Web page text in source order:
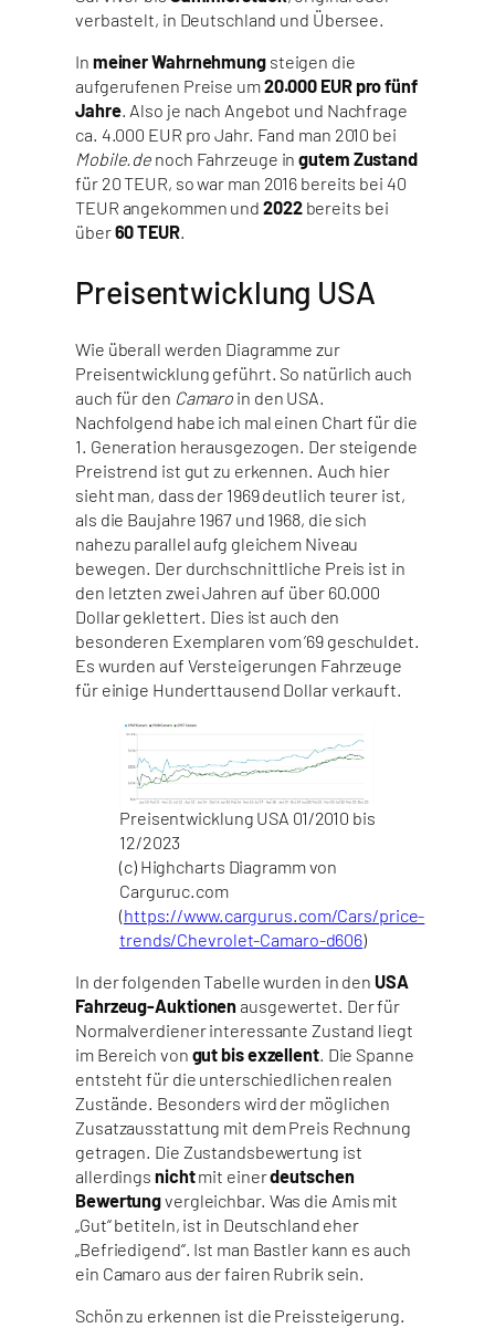
verbastelt, in Deutschland und Übersee.
In meinerWahrnehmungsteigen die
aufgerufenen Preise um20.000 EUR pro fünf
Jahre. Also je nach Angebot und Nachfrage
ca. 4.000 EUR pro Jahr. Fand man 2010 bei
Mobile.de noch Fahrzeuge ingutem Zustand
für 20 TEUR, so war man 2016 bereits bei 40
TEUR angekommen und 2022bereits bei
über60 TEUR.
Preisentwicklung USA
Wie überall werden Diagramme zur
Preisentwicklung geführt. So natürlich auch
auch für den Camaro in den USA.
Nachfolgend habe ich mal einen Chart für die
1. Generation herausgezogen. Der steigende
Preistrend ist gut zu erkennen. Auch hier
sieht man, dass der 1969 deutlich teurer ist,
als die Baujahre 1967 und 1968, die sich
nahezu parallel aufg gleichem Niveau
bewegen. Der durchschnittliche Preis ist in
den letzten zwei Jahren auf über 60.000
Dollar geklettert. Dies ist auch den
besonderen Exemplaren vom ’69 geschuldet.
Es wurden auf Versteigerungen Fahrzeuge
für einige Hunderttausend Dollar verkauft.
Preisentwicklung USA 01/2010 bis
12/2023
(c) Highcharts Diagramm von
Carguruc.com
(https://www.cargurus.com/Cars/price-
trends/Chevrolet-Camaro-d606)
In der folgenden Tabelle wurden in den USA
Fahrzeug-Auktionen ausgewertet. Der für
Normalverdiener interessante Zustand liegt
im Bereich von gut bis exzellent. Die Spanne
entsteht für die unterschiedlichen realen
Zustände. Besonders wird der möglichen
Zusatzausstattung mit dem Preis Rechnung
getragen. Die Zustandsbewertung ist
allerdings nichtmit einerdeutschen
Bewertungvergleichbar. Was die Amis mit
„Gut“ betiteln, ist in Deutschland eher
„Befriedigend“. Ist man Bastler kann es auch
ein Camaro aus der fairen Rubrik sein.
Schön zu erkennen ist die Preissteigerung.